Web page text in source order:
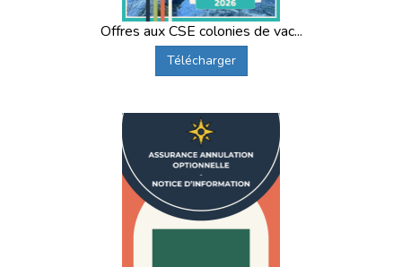
Offres aux CSE colonies de vac...
Télécharger